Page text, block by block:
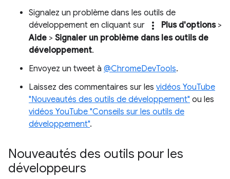
Signalez un problème dans les outils de
développement en cliquant sur
more_vert Plus d'options>
Aide > Signaler un problème dans les outils de
développement.
Envoyez un tweet à @ChromeDevTools.
Laissez des commentaires sur les vidéos YouTube
"Nouveautés des outils de développement" ou les
vidéos YouTube "Conseils sur les outils de
développement".
Nouveautés des outils pour les
développeurs